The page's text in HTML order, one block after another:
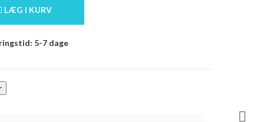
LÆG I KURV
5-7 dage
